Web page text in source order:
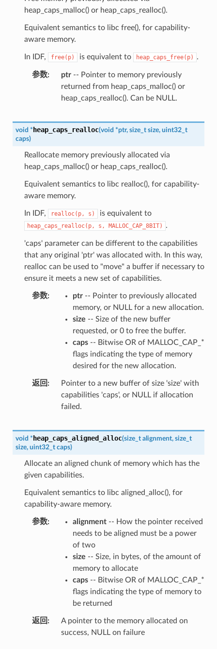
heap_caps_malloc() or heap_caps_realloc().
Equivalent semantics to libc free(), for capability-
aware memory.
In IDF, free(p) is equivalent to heap_caps_free(p) .
参数 ptr-- Pointer to memory previously
returned from heap_caps_malloc() or
heap_caps_realloc(). Can be NULL.
void * heap_caps_realloc(void *ptr, size_t size, uint32_t
caps)
Reallocate memory previously allocated via
heap_caps_malloc() or heap_caps_realloc().
Equivalent semantics to libc realloc(), for capability-
aware memory.
In IDF, realloc(p, s) is equivalent to
heap_caps_realloc(p, s, MALLOC_CAP_8BIT) .
'caps' parameter can be different to the capabilities
that any original 'ptr' was allocated with. In this way,
realloc can be used to "move" a buffer if necessary to
ensure it meets a new set of capabilities.
参数 ptr-- Pointer to previously allocated
memory, or NULL for a new allocation.
size -- Size of the new buffer
requested, or 0 to free the buffer.
caps-- Bitwise OR of MALLOC_CAP_*
flags indicating the type of memory
desired for the new allocation.
返回
Pointer to a new buffer of size 'size' with
capabilities 'caps', or NULL if allocation
failed.
void * heap_caps_aligned_alloc(size_t alignment, size_t
size, uint32_t caps)
Allocate an aligned chunk of memory which has the
given capabilities.
Equivalent semantics to libc aligned_alloc(), for
capability-aware memory.
参数 alignment-- How the pointer received
needs to be aligned must be a power
of two
size -- Size, in bytes, of the amount of
memory to allocate
caps-- Bitwise OR of MALLOC_CAP_*
flags indicating the type of memory to
be returned
返回
A pointer to the memory allocated on
success, NULL on failure